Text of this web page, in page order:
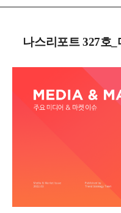
나스리포트 327호